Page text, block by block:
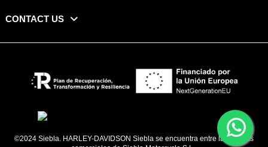
CONTACT US
©2024 Siebla. HARLEY-DAVIDSON Siebla se encuentra entre las marcas